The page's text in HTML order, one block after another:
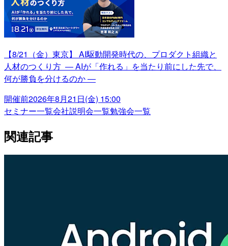
【8/21（金）東京】 AI駆動開発時代の、プロダクト組織と
人材のつくり方 ― AIが「作れる」を当たり前にした先で、
何が勝負を分けるのか ―
開催前2026年8月21日(金) 15:00
セミナー一覧会社説明会一覧勉強会一覧
関連記事